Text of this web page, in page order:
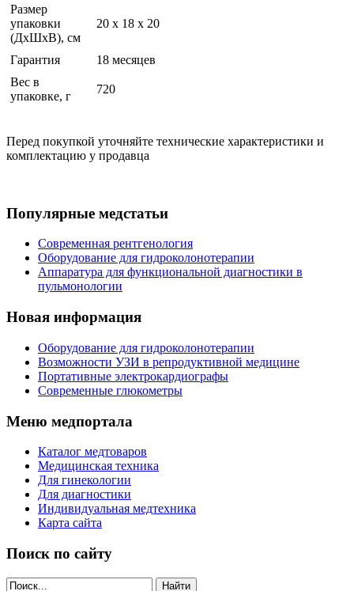
Размер
упаковки
(ДхШхВ), см
20 x 18 x 20
Гарантия
18 месяцев
Вес в
упаковке, г
720
Перед покупкой уточняйте технические характеристики и
комплектацию у продавца
Популярные медстатьи
Современная рентгенология
Оборудование для гидроколонотерапии
Аппаратура для функциональной диагностики в
пульмонологии
Новая информация
Оборудование для гидроколонотерапии
Возможности УЗИ в репродуктивной медицине
Портативные электрокардиографы
Современные глюкометры
Меню медпортала
Каталог медтоваров
Медицинская техника
Для гинекологии
Для диагностики
Индивидуальная медтехника
Карта сайта
Поиск по сайту
Найти